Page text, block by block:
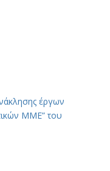
έργων
ΜΜΕ” του